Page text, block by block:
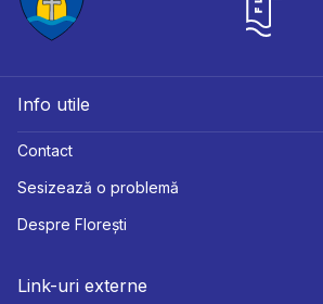
Info utile
Contact
Sesizează o problemă
Despre Florești
Link-uri externe